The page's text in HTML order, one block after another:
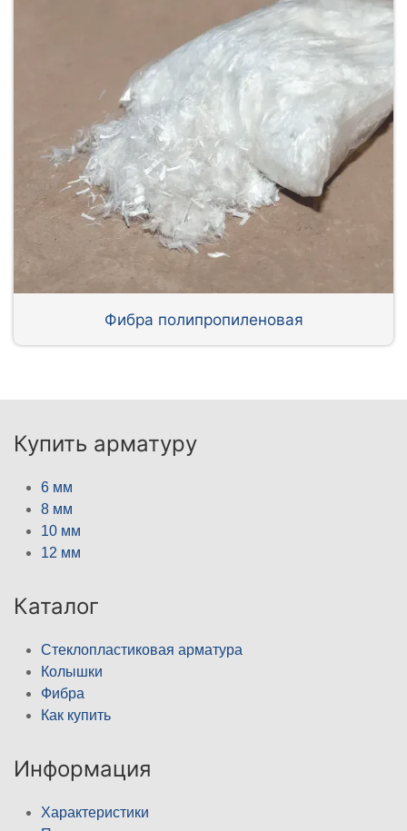
Фибра полипропиленовая
Купить арматуру
6 мм
8 мм
10 мм
12 мм
Каталог
Стеклопластиковая арматура
Колышки
Фибра
Как купить
Информация
Характеристики